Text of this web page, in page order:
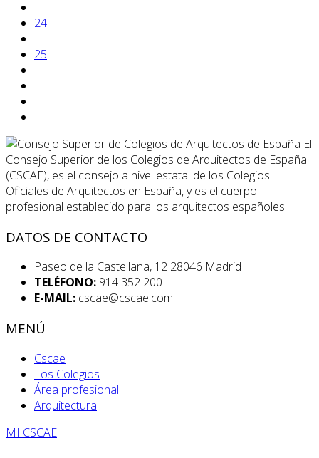
24
25
El
Consejo Superior de los Colegios de Arquitectos de España
(CSCAE), es el consejo a nivel estatal de los Colegios
Oficiales de Arquitectos en España, y es el cuerpo
profesional establecido para los arquitectos españoles.
DATOS DE CONTACTO
Paseo de la Castellana, 12 28046 Madrid
TELÉFONO: 914 352 200
E-MAIL: cscae@cscae.com
MENÚ
Cscae
Los Colegios
Área profesional
Arquitectura
MI CSCAE